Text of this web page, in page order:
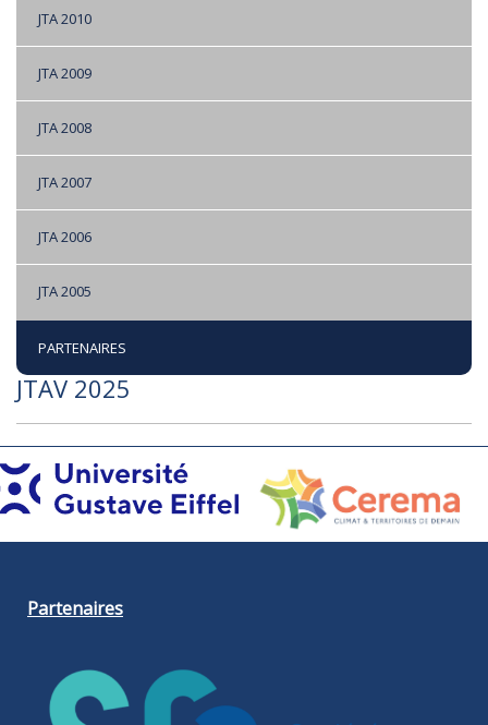
JTA 2010
JTA 2009
JTA 2008
JTA 2007
JTA 2006
JTA 2005
PARTENAIRES
JTAV 2025
Partenaires